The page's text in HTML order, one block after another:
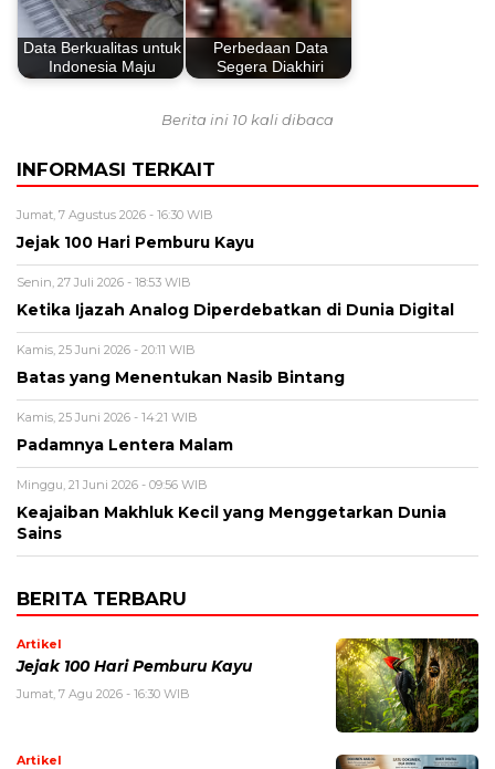
Data Berkualitas untuk
Indonesia Maju
Perbedaan Data
Segera Diakhiri
Berita ini 10 kali dibaca
INFORMASI TERKAIT
Jumat, 7 Agustus 2026 - 16:30 WIB
Jejak 100 Hari Pemburu Kayu
Senin, 27 Juli 2026 - 18:53 WIB
Ketika Ijazah Analog Diperdebatkan di Dunia Digital
Kamis, 25 Juni 2026 - 20:11 WIB
Batas yang Menentukan Nasib Bintang
Kamis, 25 Juni 2026 - 14:21 WIB
Padamnya Lentera Malam
Minggu, 21 Juni 2026 - 09:56 WIB
Keajaiban Makhluk Kecil yang Menggetarkan Dunia
Sains
BERITA TERBARU
Artikel
Jejak 100 Hari Pemburu Kayu
Jumat, 7 Agu 2026 - 16:30 WIB
Artikel